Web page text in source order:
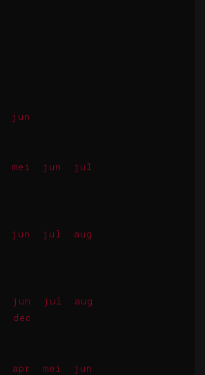
jun
mei jun
jul
jun jul
aug
jun jul
aug
dec
apr mei
jun